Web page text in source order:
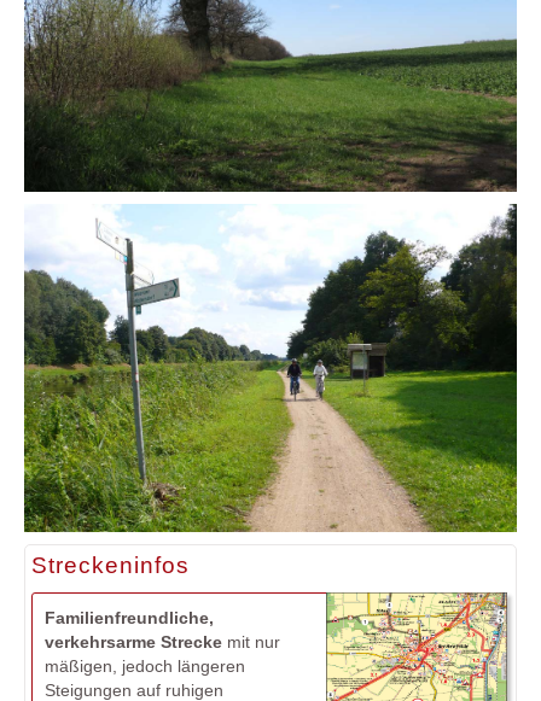
Streckeninfos
Familienfreundliche,
verkehrsarme Strecke mit nur
mäßigen, jedoch längeren
Steigungen auf ruhigen